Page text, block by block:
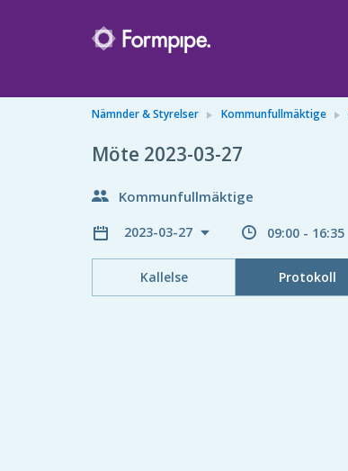
Nämnder & Styrelser Kommunfullmäktige
Möte 2023-03-27
Kommunfullmäktige
2023-03-27 09:00 - 16:35
Kallelse Protokoll